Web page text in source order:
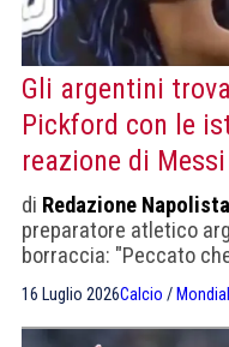
Gli argentini
Pickford con le
reazione di Messi
di Redazione Napolista
preparatore atletico
borraccia: "Peccato
16 Luglio 2026Calcio /